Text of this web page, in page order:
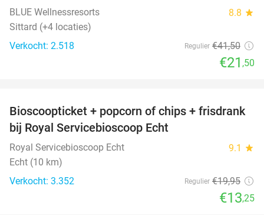
BLUE Wellnessresorts 8.8 star
Sittard (+4 locaties)
Verkocht: 2.518
Regulier €41,50
€21 ,50
34%
Bioscoopticket + popcorn of chips + frisdrank
bij Royal Servicebioscoop Echt
Royal Servicebioscoop Echt 9.1 star
Echt (10 km)
Verkocht: 3.352
Regulier €19,95
€13,25